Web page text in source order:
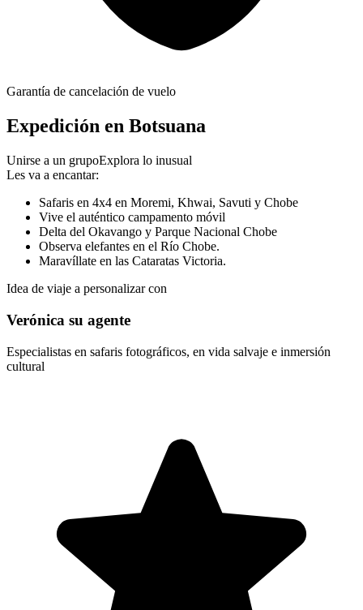
Garantía de cancelación de vuelo
Expedición en Botsuana
Unirse a un grupoExplora lo inusual
Les va a encantar:
Safaris en 4x4 en Moremi, Khwai, Savuti y Chobe
Vive el auténtico campamento móvil
Delta del Okavango y Parque Nacional Chobe
Observa elefantes en el Río Chobe.
Maravíllate en las Cataratas Victoria.
Idea de viaje a personalizar con
Verónica su agente
Especialistas en safaris fotográficos, en vida salvaje e inmersión
cultural